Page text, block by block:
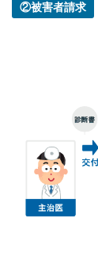
②被害者請求